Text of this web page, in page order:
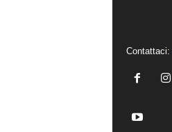
Contattaci: